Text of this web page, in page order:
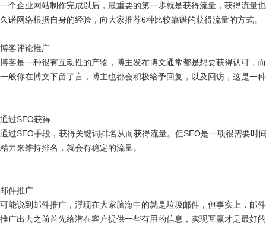
一个企业网站制作完成以后，最重要的第一步就是获得流量，获得流量
久诺网络根据自身的经验，向大家推荐6种比较靠谱的获得流量的方式。
博客评论推广
博客是一种很有互动性的产物，博主发布博文通常都是想要获得认可，
一般你在博文下留了言，博主也都会积极给予回复，以及回访，这是一
通过SEO获得
通过SEO手段，获得关键词排名从而获得流量。但SEO是一项很需要
精力来维持排名，就会有稳定的流量。
邮件推广
可能说到邮件推广，浮现在大家脑海中的就是垃圾邮件，但事实上，邮
推广出去之前首先给潜在客户提供一些有用的信息，实现互赢才是最好